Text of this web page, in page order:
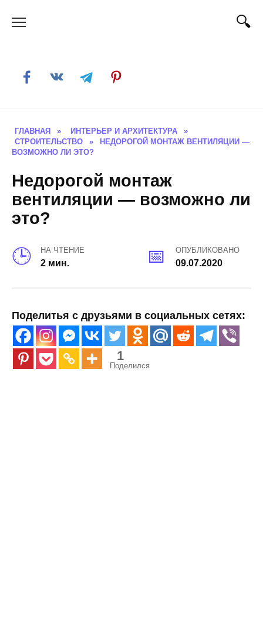
ГЛАВНАЯ » ИНТЕРЬЕР И АРХИТЕКТУРА
»
СТРОИТЕЛЬСТВО
»
НЕДОРОГОЙ МОНТАЖ ВЕНТИЛЯЦИИ —
ВОЗМОЖНО ЛИ ЭТО?
Недорогой монтаж
вентиляции — возможно ли
это?
НА ЧТЕНИЕ
2 мин.
ОПУБЛИКОВАНО
09.07.2020
Поделитья с друзьями в социальных сетях:
1
Поделился